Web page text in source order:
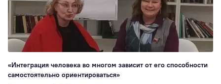
«Интеграция человека во многом зависит от его способности
самостоятельно ориентироваться»